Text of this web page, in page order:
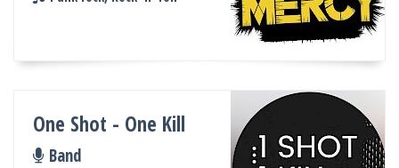
One Shot - One Kill
Band